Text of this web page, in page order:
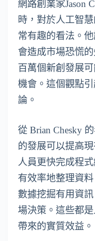
網路創業家Jason
時，對於人工智
常有趣的看法。
會造成市場恐慌
百萬個新創發展
機會。這個觀點
論。
從 Brian Chesky
的發展可以提高
人員更快完成程
有效率地整理資
數據挖掘有用資
場決策。這些都
帶來的實質效益。